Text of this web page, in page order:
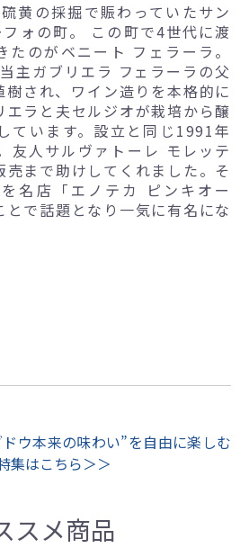
黄の採掘で賑わっていたサン
ォの町。 この町で4世代に渡
たのがベニート フェラーラ。
主ガブリエラ フェラーラの父
樹され、ワイン造りを本格的に
エラと夫セルジオが栽培から醸
ています。設立と同じ1991年
友人サルヴァトーレ モレッテ
売まで助けしてくれました。そ
名店「エノテカ ピンキオー
とで話題となり一気に有名にな
ウ本来の味わい”を自由に楽しむ
集はこちら＞＞
スメ商品